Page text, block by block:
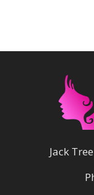
Jack